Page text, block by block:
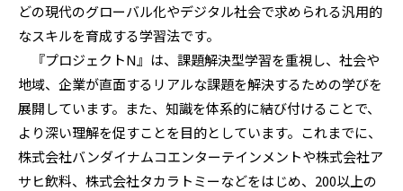
どの現代のグローバル化やデジタル社会で求められる汎用的
なスキルを育成する学習法です。
『プロジェクトN』は、課題解決型学習を重視し、社会や
地域、企業が直面するリアルな課題を解決するための学びを
展開しています。また、知識を体系的に結び付けることで、
より深い理解を促すことを目的としています。これまでに、
株式会社バンダイナムコエンターテインメントや株式会社ア
サヒ飲料、株式会社タカラトミーなどをはじめ、200以上の